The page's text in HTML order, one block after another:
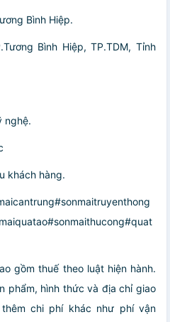
Bình Hiệp.
Bình Hiệp, TP.TDM, Tỉnh
nghệ.
khách hàng.
gồm thuế theo luật hiện hành.
phẩm, hình thức và địa chỉ giao
chi phí khác như phí vận